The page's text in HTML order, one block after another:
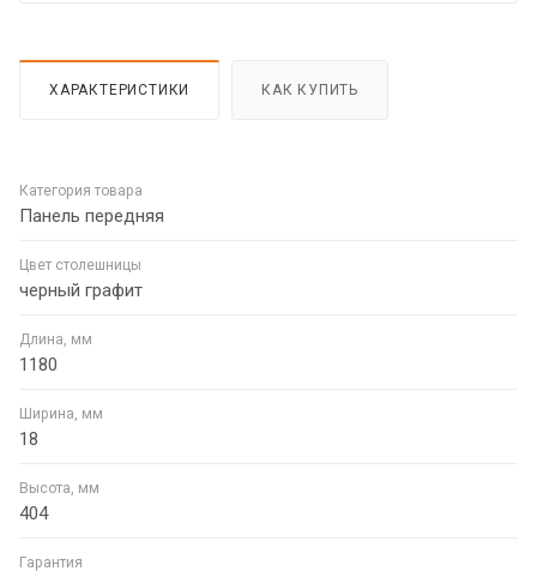
ХАРАКТЕРИСТИКИ КАК КУПИТЬ
Категория товара
Панель передняя
Цвет столешницы
черный графит
Длина, мм
1180
Ширина, мм
18
Высота, мм
404
Гарантия